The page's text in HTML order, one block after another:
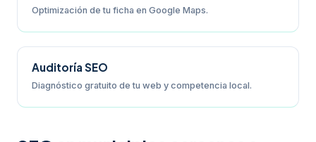
Optimización de tu ficha en Google Maps.
Auditoría SEO
Diagnóstico gratuito de tu web y competencia local.